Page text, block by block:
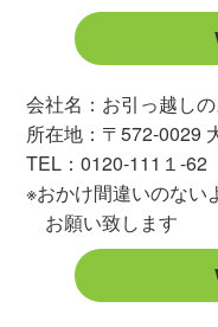
会社名：お引っ越し
所在地：〒572-0029
TEL：0120-111１-62
※おかけ間違いのない
お願い致します